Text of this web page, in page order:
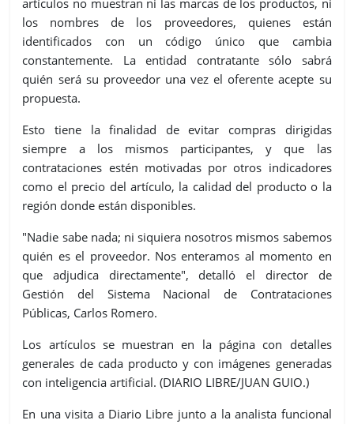
artículos no muestran ni las marcas de los productos, ni
los nombres de los proveedores, quienes están
identificados con un código único que cambia
constantemente. La entidad contratante sólo sabrá
quién será su proveedor una vez el oferente acepte su
propuesta.
Esto tiene la finalidad de evitar compras dirigidas
siempre a los mismos participantes, y que las
contrataciones estén motivadas por otros indicadores
como el precio del artículo, la calidad del producto o la
región donde están disponibles.
"Nadie sabe nada; ni siquiera nosotros mismos sabemos
quién es el proveedor. Nos enteramos al momento en
que adjudica directamente", detalló el director de
Gestión del Sistema Nacional de Contrataciones
Públicas, Carlos Romero.
Los artículos se muestran en la página con detalles
generales de cada producto y con imágenes generadas
con inteligencia artificial. (DIARIO LIBRE/JUAN GUIO.)
En una visita a Diario Libre junto a la analista funcional